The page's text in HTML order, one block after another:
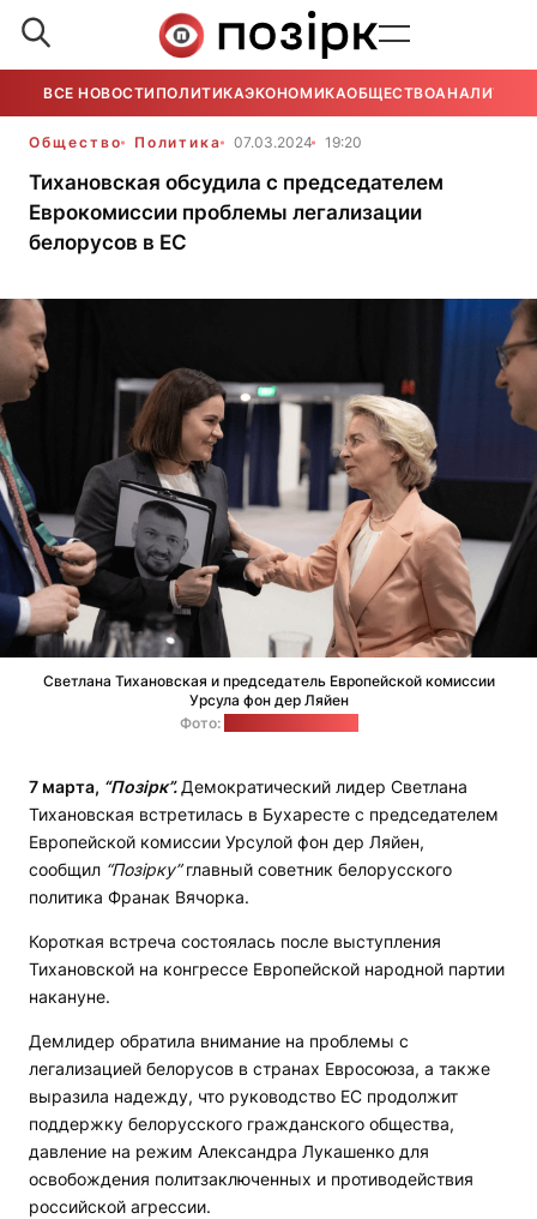
ВСЕ НОВОСТИ ПОЛИТИКАЭКОНОМИКАОБЩЕСТВОАНАЛИТИКА
Общество Политика 07.03.2024 19:20
Тихановская обсудила с председателем
Еврокомиссии проблемы легализации
белорусов в ЕС
Светлана Тихановская и председатель Европейской комиссии
Урсула фон дер Ляйен
Фото:
7 марта, “Позірк”. Демократический лидер Светлана
Тихановская встретилась в Бухаресте с председателем
Европейской комиссии Урсулой фон дер Ляйен,
сообщил “Позірку”главный советник белорусского
политика Франак Вячорка.
Короткая встреча состоялась после выступления
Тихановской на конгрессе Европейской народной партии
накануне.
Демлидер обратила внимание на проблемы с
легализацией белорусов в странах Евросоюза, а также
выразила надежду, что руководство ЕС продолжит
поддержку белорусского гражданского общества,
давление на режим Александра Лукашенко для
освобождения политзаключенных и противодействия
российской агрессии.